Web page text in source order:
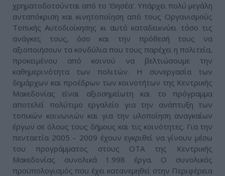
χρηματοδοτούνται από το ‘Θησέα’. Υπάρχει πολύ μεγάλη
ανταπόκριση και κινητοποίηση από τους Οργανισμούς
Τοπικής Αυτοδιοίκησης κι αυτό καταδεικνύει τόσο τις
ανάγκες τους, όσο και την πρόθεσή τους να
αξιοποιήσουν τα κονδύλια που τους παρέχει η πολιτεία,
προκειμένου από κοινού να βελτιώσουμε την
καθημερινότητα των πολιτών. Η συνεργασία των
δημάρχων και προέδρων των κοινοτήτων της Κεντρικής
Μακεδονίας είναι αξιοσημείωτη και το πρόγραμμα
αποτελεί πολύτιμο εργαλείο για την ανάπτυξη των
τοπικών κοινωνιών και για την υλοποίηση αναγκαίων
έργων σε όλους τους δήμους και τις κοινότητες. Για την
πενταετία 2005 – 2009 έχουν εγκριθεί να γίνουν μέσω
του προγράμματος στους ΟΤΑ της Κεντρικής
Μακεδονίας συνολικά 1.998 έργα. Ο συνολικός
προϋπολογισμός που έχει κατανεμηθεί στην Περιφέρεια